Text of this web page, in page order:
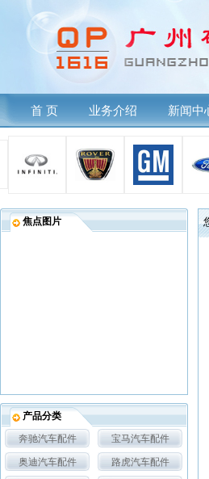
首 页 业务介绍 新闻中
焦点图片
产品分类
奔驰汽车配件
宝马汽车配件
奥迪汽车配件 路虎汽车配件